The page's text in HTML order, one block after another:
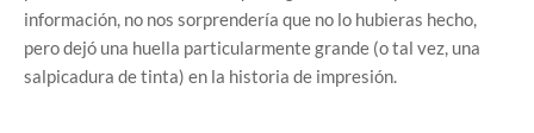
información, no nos sorprendería que no lo hubieras hecho,
pero dejó una huella particularmente grande (o tal vez, una
salpicadura de tinta) en la historia de impresión.